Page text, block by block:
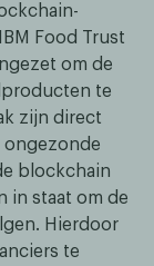
Food Trust
om de
te
zijn direct
ongezonde
blockchain
in staat om de
Hierdoor
te